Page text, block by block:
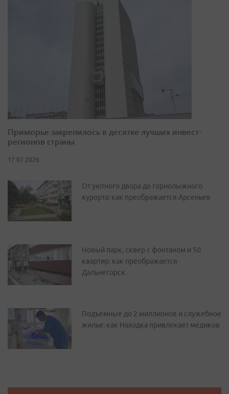
Приморье закрепилось в десятке лучших инвест-
регионов страны
17.07.2026
От уютного двора до горнолыжного
курорта: как преображается Арсеньев
Новый парк, сквер с фонтаном и 50
квартир: как преображается
Дальнегорск
Подъемные до 2 миллионов и служебное
жилье: как Находка привлекает медиков